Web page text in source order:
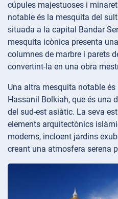
cúpules majestuoses i
notable és la mesquita del
situada a la capital Bandar
mesquita icònica presenta
columnes de marbre i parets
convertint-la en una obra
Una altra mesquita notable és
Hassanil Bolkiah, que és una
del sud-est asiàtic. La seva
elements arquitectònics
moderns, incloent jardins
creant una atmosfera serena